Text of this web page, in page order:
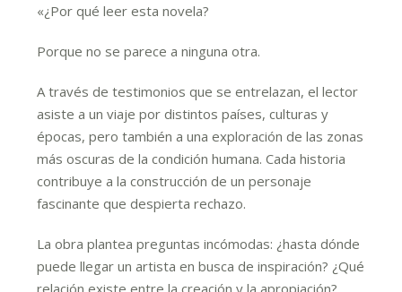
«¿Por qué leer esta novela?
Porque no se parece a ninguna otra.
A través de testimonios que se entrelazan, el lector
asiste a un viaje por distintos países, culturas y
épocas, pero también a una exploración de las zonas
más oscuras de la condición humana. Cada historia
contribuye a la construcción de un personaje
fascinante que despierta rechazo.
La obra plantea preguntas incómodas: ¿hasta dónde
puede llegar un artista en busca de inspiración? ¿Qué
relación existe entre la creación y la apropiación?